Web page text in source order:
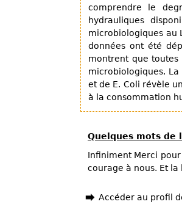
comprendre le
hydrauliques
microbiologiques au
données ont été
montrent que
microbiologiques.
et de E. Coli révèle
à la consommation
Quelques mots de
Infiniment Merci
courage à nous. Et
Accéder au profil